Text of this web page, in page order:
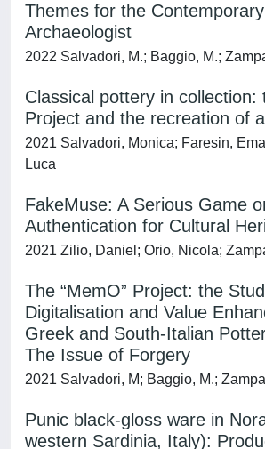
Themes for the Contemporary
Archaeologist
2022 Salvadori, M.; Baggio, M.;
Classical pottery in collection:
Project and the recreation of
2021 Salvadori, Monica; Faresin,
Luca
FakeMuse: A Serious Game
Authentication for Cultural
2021 Zilio, Daniel; Orio, Nicola;
The “MemO” Project: the
Digitalisation and Value
Greek and South-Italian
The Issue of Forgery
2021 Salvadori, M; Baggio, M.;
Punic black-gloss ware in
western Sardinia, Italy):